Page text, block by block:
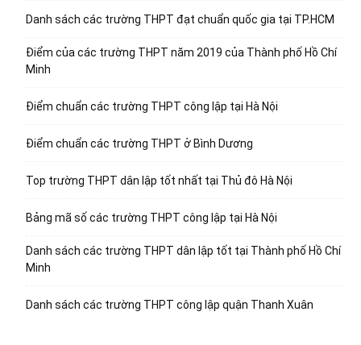
Danh sách các trường THPT đạt chuẩn quốc gia tại TP.HCM
Điểm của các trường THPT năm 2019 của Thành phố Hồ Chí
Minh
Điểm chuẩn các trường THPT công lập tại Hà Nội
Điểm chuẩn các trường THPT ở Bình Dương
Top trường THPT dân lập tốt nhất tại Thủ đô Hà Nội
Bảng mã số các trường THPT công lập tại Hà Nội
Danh sách các trường THPT dân lập tốt tại Thành phố Hồ Chí
Minh
Danh sách các trường THPT công lập quận Thanh Xuân